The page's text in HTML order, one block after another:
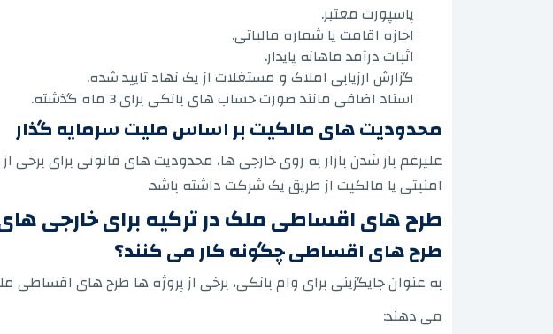
پاسپورت معتبر.
اجازه اقامت یا شماره مالیاتی.
اثبات درآمد ماهانه پایدار.
گزارش ارزیابی املاک و مستغلات از یک نهاد تایید شده.
اسناد اضافی مانند صورت حساب های بانکی برای 3 ماه گذشته.
محدودیت های مالکیت بر اساس ملیت سرمایه گذار
علیرغم باز شدن بازار به روی خارجی ها، محدودیت های قانونی برای
امنیتی یا مالکیت از طریق یک شرکت داشته باشد.
طرح های اقساطی ملک در ترکیه برای خارجی
طرح های اقساطی چگونه کار می کنند؟
به عنوان جایگزینی برای وام بانکی، برخی از پروژه ها طرح های اقساطی
می دهند: